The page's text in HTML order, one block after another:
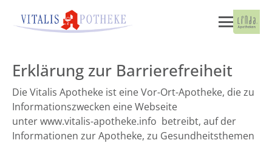
Erklärung zur Barrierefreiheit
Die Vitalis Apotheke ist eine Vor-Ort-Apotheke, die zu
Informationszwecken eine Webseite
unter www.vitalis-apotheke.info betreibt, auf der
Informationen zur Apotheke, zu Gesundheitsthemen